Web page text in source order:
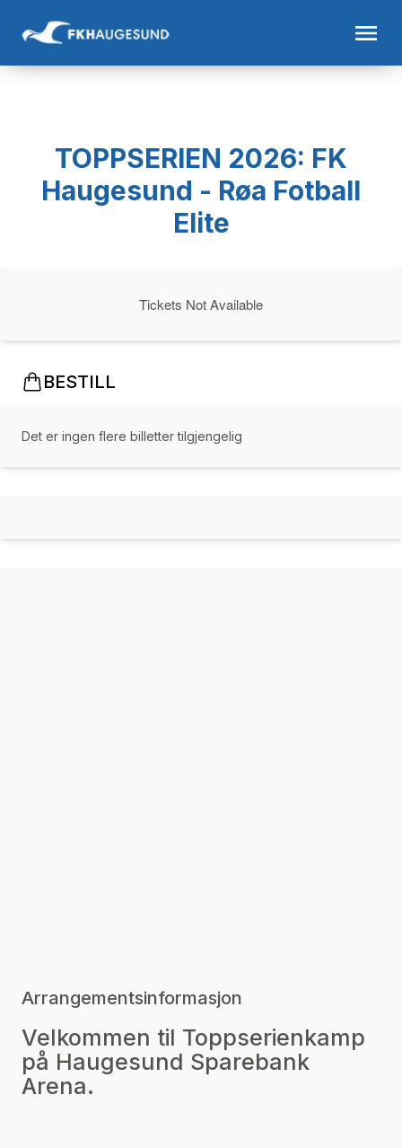
TOPPSERIEN 2026: FK
Haugesund - Røa Fotball
Elite
Tickets Not Available
BESTILL
Det er ingen flere billetter tilgjengelig
Arrangementsinformasjon
Velkommen til Toppserienkamp
på Haugesund Sparebank
Arena.